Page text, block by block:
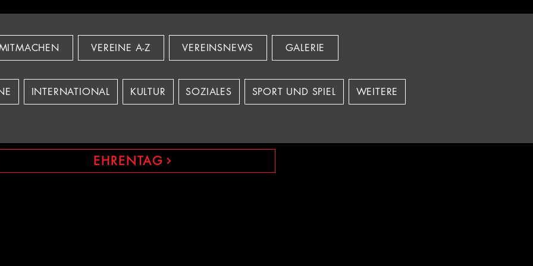
INTERNATIONAL KULTUR SOZIALES SPORT UND SPIEL WEITERE
VEREINE A-Z VEREINSNEWS GALERIE
EHRENTAG